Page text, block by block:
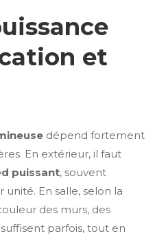
et
dépend fortement
En extérieur, il faut
puissant, souvent
En salle, selon la
des murs, des
parfois, tout en